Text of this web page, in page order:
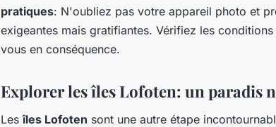
pratiques: N'oubliez pas votre appareil photo et
exigeantes mais gratifiantes. Vérifiez les
vous en conséquence.
Explorer les îles Lofoten: un paradis
Lesîles Lofoten sont une autre étape